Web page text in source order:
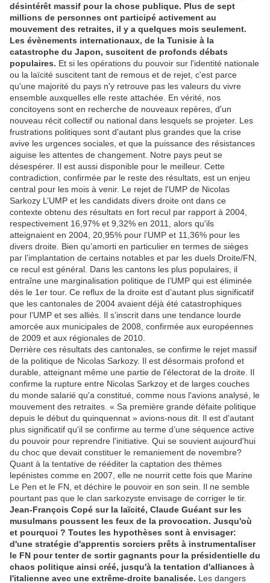
désintérêt massif pour la chose publique. Plus de sept
millions de personnes ont participé activement au
mouvement des retraites, il y a quelques mois seulement.
Les évènements internationaux, de la Tunisie à la
catastrophe du Japon, suscitent de profonds débats
populaires. Et si les opérations du pouvoir sur l'identité nationale
ou la laïcité suscitent tant de remous et de rejet, c'est parce
qu'une majorité du pays n'y retrouve pas les valeurs du vivre
ensemble auxquelles elle reste attachée. En vérité, nos
concitoyens sont en recherche de nouveaux repères, d'un
nouveau récit collectif ou national dans lesquels se projeter. Les
frustrations politiques sont d'autant plus grandes que la crise
avive les urgences sociales, et que la puissance des résistances
aiguise les attentes de changement. Notre pays peut se
désespérer. Il est aussi disponible pour le meilleur. Cette
contradiction, confirmée par le reste des résultats, est un enjeu
central pour les mois à venir. Le rejet de l'UMP de Nicolas
Sarkozy L’UMP et les candidats divers droite ont dans ce
contexte obtenu des résultats en fort recul par rapport à 2004,
respectivement 16,97% et 9,32% en 2011, alors qu'ils
atteignaient en 2004, 20,95% pour l’UMP et 11,36% pour les
divers droite. Bien qu’amorti en particulier en termes de sièges
par l’implantation de certains notables et par les duels Droite/FN,
ce recul est général. Dans les cantons les plus populaires, il
entraîne une marginalisation politique de l’UMP qui est éliminée
dès le 1er tour. Ce reflux de la droite est d’autant plus significatif
que les cantonales de 2004 avaient déjà été catastrophiques
pour l’UMP et ses alliés. Il s’inscrit dans une tendance lourde
amorcée aux municipales de 2008, confirmée aux européennes
de 2009 et aux régionales de 2010.
Derrière ces résultats des cantonales, se confirme le rejet massif
de la politique de Nicolas Sarkozy. Il est désormais profond et
durable, atteignant même une partie de l'électorat de la droite. Il
confirme la rupture entre Nicolas Sarkzoy et de larges couches
du monde salarié qu'a constitué, comme nous l'avions analysé, le
mouvement des retraites. « Sa première grande défaite politique
depuis le début du quinquennat » avions-nous dit. Il est d'autant
plus significatif qu'il se confirme au terme d’une séquence active
du pouvoir pour reprendre l'initiative. Qui se souvient aujourd'hui
du choc que devait constituer le remaniement de novembre?
Quant à la tentative de rééditer la captation des thèmes
lepénistes comme en 2007, elle ne nourrit cette fois que Marine
Le Pen et le FN, et déchire le pouvoir en son sein. Il ne semble
pourtant pas que le clan sarkozyste envisage de corriger le tir.
Jean-François Copé sur la laïcité, Claude Guéant sur les
musulmans poussent les feux de la provocation. Jusqu'où
et pourquoi ? Toutes les hypothèses sont à envisager:
d'une stratégie d'apprentis sorciers prêts à instrumentaliser
le FN pour tenter de sortir gagnants pour la présidentielle du
chaos politique ainsi créé, jusqu'à la tentation d'alliances à
l'italienne avec une extrême-droite banalisée. Les dangers